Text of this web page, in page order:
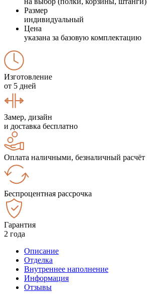
Размер
индивидуальный
Цена
указана за базовую комплектацию
Изготовление
от 5 дней
Замер, дизайн
и доставка бесплатно
Оплата наличными, безналичный расчёт
Беспроцентная рассрочка
Гарантия
2 года
Описание
Отделка
Внутреннее наполнение
Информация
Отзывы